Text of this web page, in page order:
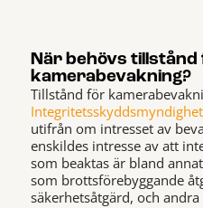
När behövs tillstånd
kamerabevakning?
Tillstånd för
utifrån om intresset av
enskildes intresse av att
som beaktas är bland
som brottsförebyggande
säkerhetsåtgärd, och